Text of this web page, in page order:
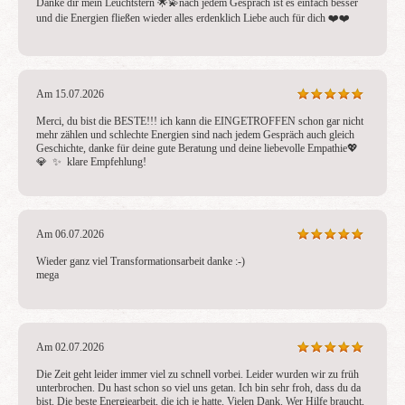
Danke dir mein Leuchtstern 🌟💫nach jedem Gespräch ist es einfach besser
und die Energien fließen wieder alles erdenklich Liebe auch für dich ❤️❤️
Am 15.07.2026
Merci, du bist die BESTE!!! ich kann die EINGETROFFEN schon gar nicht
mehr zählen und schlechte Energien sind nach jedem Gespräch auch gleich
Geschichte, danke für deine gute Beratung und deine liebevolle Empathie💖
💎  ✨  klare Empfehlung!
Am 06.07.2026
Wieder ganz viel Transformationsarbeit danke :-)
mega
Am 02.07.2026
Die Zeit geht leider immer viel zu schnell vorbei. Leider wurden wir zu früh
unterbrochen. Du hast schon so viel uns getan. Ich bin sehr froh, dass du da
bist. Die beste Energiearbeit, die ich je hatte. Vielen Dank. Wer Hilfe braucht,